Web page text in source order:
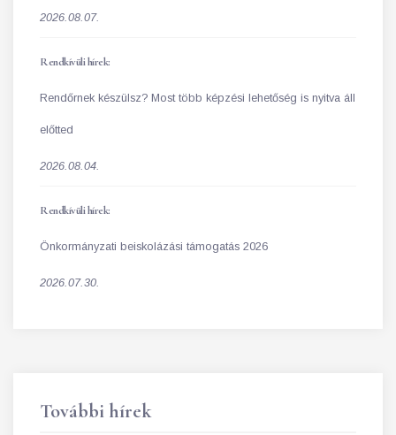
2026.08.07.
Rendkívüli hírek:
Rendőrnek készülsz? Most több képzési lehetőség is nyitva áll
előtted
2026.08.04.
Rendkívüli hírek:
Önkormányzati beiskolázási támogatás 2026
2026.07.30.
További hírek